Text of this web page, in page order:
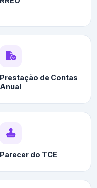
Prestação de Contas
Anual
Parecer do TCE